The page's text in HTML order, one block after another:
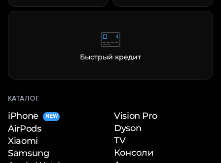
Быстрый кредит
КАТАЛОГ
iPhone NEW
AirPods
Xiaomi
Samsung
Vision Pro
Dyson
TV
Консоли